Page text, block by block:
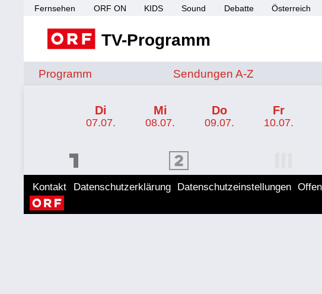
Fernsehen ORF ON KIDS Sound Debatte Österreich
TV-Programm
Programm Sendungen von A bis Z
Sendungen A-Z
Di
07.07.
Mi
08.07.
Do
09.07.
Fr
10.07.
ORF 2 Programm
Kontakt Datenschutzerklärung Datenschutzeinstellungen